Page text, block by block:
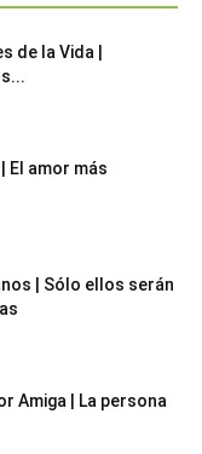
de la Vida |
El amor más
| Sólo ellos serán
Amiga | La persona